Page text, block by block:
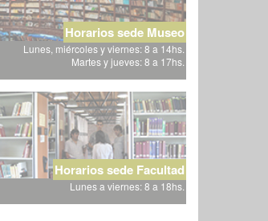
Horarios sede Museo
Lunes, miércoles y viernes: 8 a 14hs.
Martes y jueves: 8 a 17hs.
Horarios sede Facultad
Lunes a viernes: 8 a 18hs.